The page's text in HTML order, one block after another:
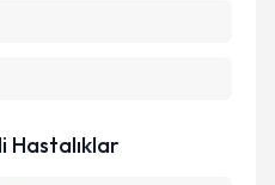
Hastalıklar